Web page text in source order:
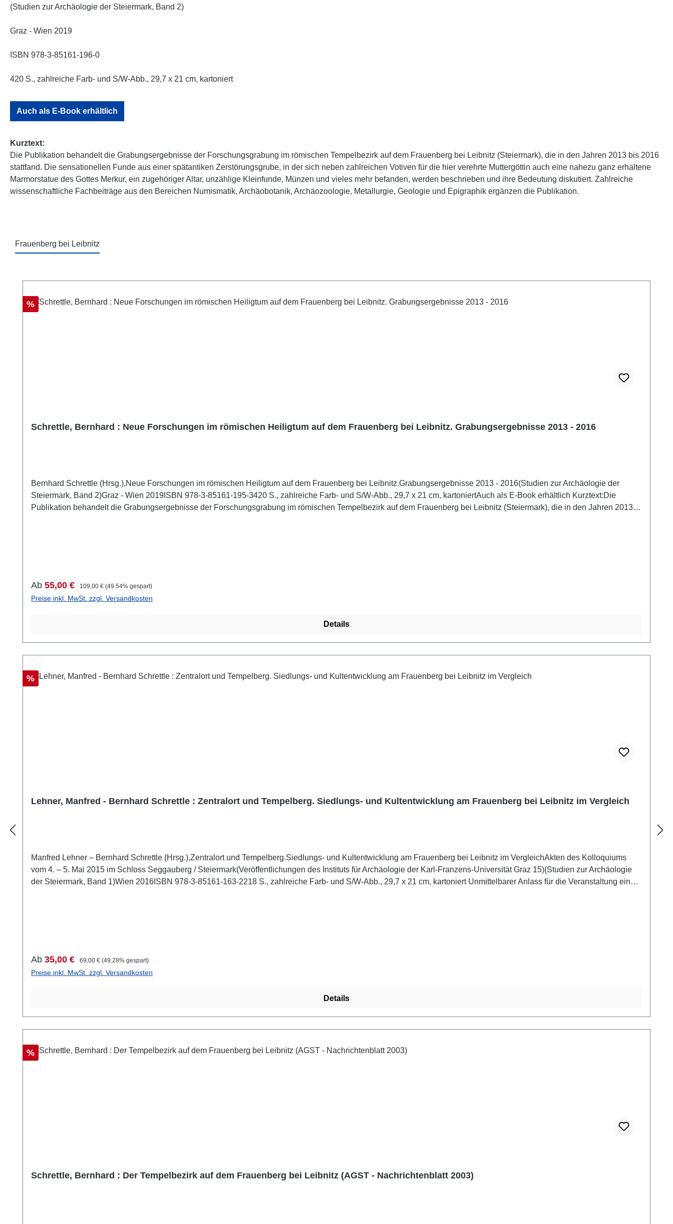
(Studien zur Archäologie der Steiermark, Band 2)
Graz - Wien 2019
ISBN 978-3-85161-196-0
420 S., zahlreiche Farb- und S/W-Abb., 29,7 x 21 cm, kartoniert
Auch als E-Book erhältlich
Kurztext:
Die Publikation behandelt die Grabungsergebnisse der Forschungsgrabung im römischen Tempelbezirk auf dem Frauenberg bei Leibnitz (Steiermark), die in den Jahren 2013 bis 2016
stattfand. Die sensationellen Funde aus einer spätantiken Zerstörungsgrube, in der sich neben zahlreichen Votiven für die hier verehrte Muttergöttin auch eine nahezu ganz erhaltene
Marmorstatue des Gottes Merkur, ein zugehöriger Altar, unzählige Kleinfunde, Münzen und vieles mehr befanden, werden beschrieben und ihre Bedeutung diskutiert. Zahlreiche
wissenschaftliche Fachbeiträge aus den Bereichen Numismatik, Archäobotanik, Archäozoologie, Metallurgie, Geologie und Epigraphik ergänzen die Publikation.
Frauenberg bei Leibnitz
Rabatt
%
Schrettle, Bernhard : Neue Forschungen im römischen Heiligtum auf dem Frauenberg bei Leibnitz. Grabungsergebnisse 2013 - 2016
Bernhard Schrettle (Hrsg.),Neue Forschungen im römischen Heiligtum auf dem Frauenberg bei Leibnitz.Grabungsergebnisse 2013 - 2016(Studien zur Archäologie der
Steiermark, Band 2)Graz - Wien 2019ISBN 978-3-85161-195-3420 S., zahlreiche Farb- und S/W-Abb., 29,7 x 21 cm, kartoniertAuch als E-Book erhältlich Kurztext:Die
Publikation behandelt die Grabungsergebnisse der Forschungsgrabung im römischen Tempelbezirk auf dem Frauenberg bei Leibnitz (Steiermark), die in den Jahren 2013
Verkaufspreis:
Ab 55,00 € Regulärer Preis:
109,00 € (49.54% gespart)
Preise inkl. MwSt. zzgl. Versandkosten
Details
Rabatt
%
Lehner, Manfred - Bernhard Schrettle : Zentralort und Tempelberg. Siedlungs- und Kultentwicklung am Frauenberg bei Leibnitz im Vergleich
Manfred Lehner – Bernhard Schrettle (Hrsg.),Zentralort und Tempelberg.Siedlungs- und Kultentwicklung am Frauenberg bei Leibnitz im VergleichAkten des Kolloquiums
vom 4. – 5. Mai 2015 im Schloss Seggauberg / Steiermark(Veröffentlichungen des Instituts für Archäologie der Karl-Franzens-Universität Graz 15)(Studien zur Archäologie
der Steiermark, Band 1)Wien 2016ISBN 978-3-85161-163-2218 S., zahlreiche Farb- und S/W-Abb., 29,7 x 21 cm, kartoniert Unmittelbarer Anlass für die Veranstaltung eines
Verkaufspreis:
Ab 35,00 € Regulärer Preis:
69,00 € (49.28% gespart)
Preise inkl. MwSt. zzgl. Versandkosten
Details
Rabatt
%
Schrettle, Bernhard : Der Tempelbezirk auf dem Frauenberg bei Leibnitz (AGST - Nachrichtenblatt 2003)